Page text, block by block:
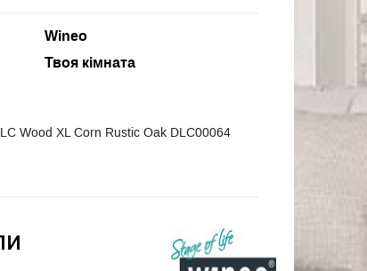
Wineo
Твоя кімната
Wood XL Corn Rustic Oak DLC00064